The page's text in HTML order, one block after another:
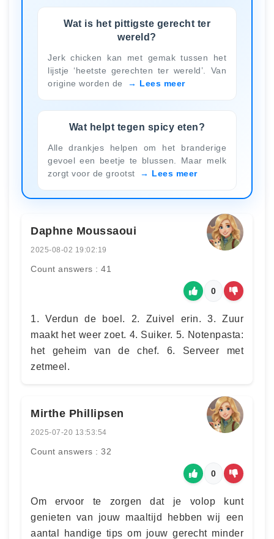
Wat is het pittigste gerecht ter
wereld?
Jerk chicken kan met gemak tussen het
lijstje ‘heetste gerechten ter wereld’. Van
origine worden de
Lees meer
Wat helpt tegen spicy eten?
Alle drankjes helpen om het branderige
gevoel een beetje te blussen. Maar melk
zorgt voor de grootst
Lees meer
Daphne Moussaoui
2025-08-02 19:02:19
Count answers : 41
0
1. Verdun de boel. 2. Zuivel erin. 3. Zuur
maakt het weer zoet. 4. Suiker. 5. Notenpasta:
het geheim van de chef. 6. Serveer met
zetmeel.
Mirthe Phillipsen
2025-07-20 13:53:54
Count answers : 32
0
Om ervoor te zorgen dat je volop kunt
genieten van jouw maaltijd hebben wij een
aantal handige tips om jouw gerecht minder